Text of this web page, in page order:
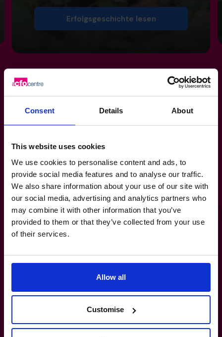
Consent Details About
This website uses cookies
We use cookies to personalise content and ads, to
provide social media features and to analyse our traffic.
We also share information about your use of our site with
our social media, advertising and analytics partners who
may combine it with other information that you’ve
provided to them or that they’ve collected from your use
of their services.
Allow all
Customise
Erfolgsgeschichte lesen
Verbessern Sie die
Einhaltung von Vorschriften,
ohne Ihr Team zu
verunsichern.
+49 69 66 55 42 28
Besteht eine Mindestlaufzeit oder ein
Vertrag?
Decken Ihre CFOs bestimmte Branchen
Kann ich mit einem CFO sprechen, bevor
ich mich entscheide?